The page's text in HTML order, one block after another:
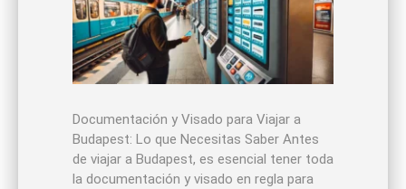
Documentación y Visado para Viajar a
Budapest: Lo que Necesitas Saber Antes
de viajar a Budapest, es esencial tener toda
la documentación y visado en regla para